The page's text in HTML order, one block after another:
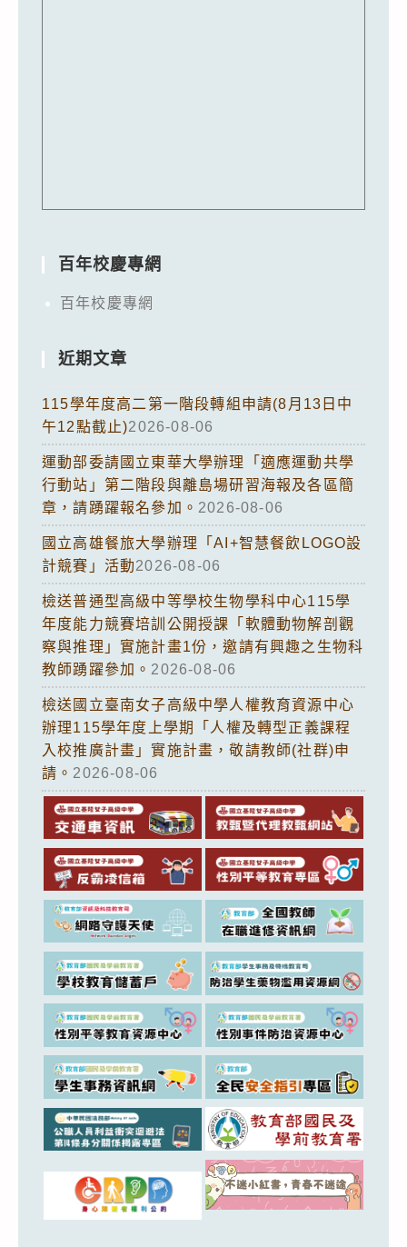
百年校慶專網
百年校慶專網
近期文章
115學年度高二第一階段轉組申請(8月13日中
午12點截止)2026-08-06
運動部委請國立東華大學辦理「適應運動共學
行動站」第二階段與離島場研習海報及各區簡
章，請踴躍報名參加。 2026-08-06
國立高雄餐旅大學辦理「AI+智慧餐飲LOGO設
計競賽」活動2026-08-06
檢送普通型高級中等學校生物學科中心115學
年度能力競賽培訓公開授課「軟體動物解剖觀
察與推理」實施計畫1份，邀請有興趣之生物科
教師踴躍參加。 2026-08-06
檢送國立臺南女子高級中學人權教育資源中心
辦理115學年度上學期「人權及轉型正義課程
入校推廣計畫」實施計畫，敬請教師(社群)申
請。 2026-08-06